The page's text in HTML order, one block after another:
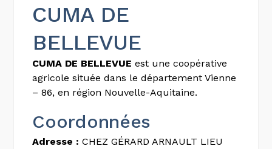
CUMA DE
BELLEVUE
CUMA DE BELLEVUE est une coopérative
agricole située dans le département Vienne
– 86, en région Nouvelle-Aquitaine.
Coordonnées
Adresse : CHEZ GÉRARD ARNAULT LIEU